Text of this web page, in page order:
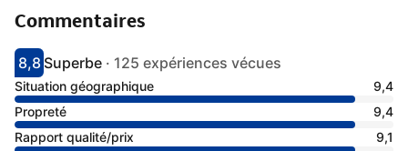
Commentaires
Avec une note de 8.8
8,8
superbeSuperbe · 125 expériences vécues
Situation géographique
9,4
Propreté
9,4
Rapport qualité/prix
9,1